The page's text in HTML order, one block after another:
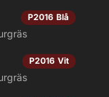
P2016 Blå
P2016 Vit